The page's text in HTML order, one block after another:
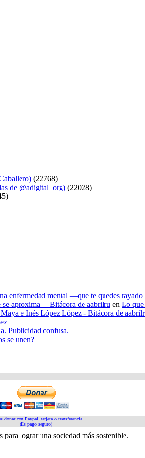
(22768)
de @adigital_org) (22028)
enfermedad mental —que te quedes
se aproxima. – Bitácora de aabrilru en Lo que
e Inés López López - Bitácora de
Publicidad confusa.
se unen?
donarcon Paypal, tarjeta o transferencia.........
(Es pago seguro)
lograr una sociedad más sostenible.